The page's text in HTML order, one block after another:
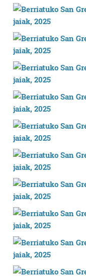
interes komertzial
bazkideen zerrenda,
duten interes
dezakezun ikusteko.
Lortu zure datu
buruzko informazio
datuen atalean.
zure baimena
Webgune honek
fitxategiak erabiltzen
zerbitzuak
baliatzen gara. Ohar
irakurri